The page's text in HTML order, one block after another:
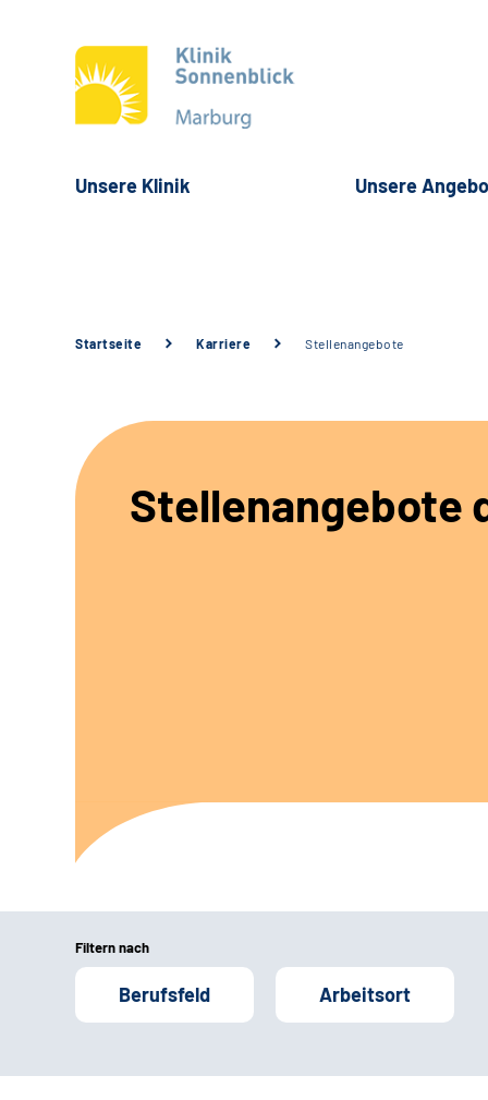
Unsere Klinik Unsere
Startseite Karriere Stellenangebote
Stellenangebote
Filtern nach
Berufsfeld Arbeitsort